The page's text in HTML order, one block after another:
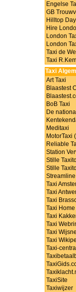
Engelse
GB
Hilltop Day
Hire
London
London
Taxi de
Taxi
Taxi
Art Taxi
Blaastest
BoB Taxi
De
Meditaxi
MotorTaxi
Reliable
Station
Stille
Stille
Streamline
Taxi
Taxi
Taxi
Taxi
Taxi
Taxi
Taxi
Taxi
Taxi-
TaxiSite
Taxiwijzer